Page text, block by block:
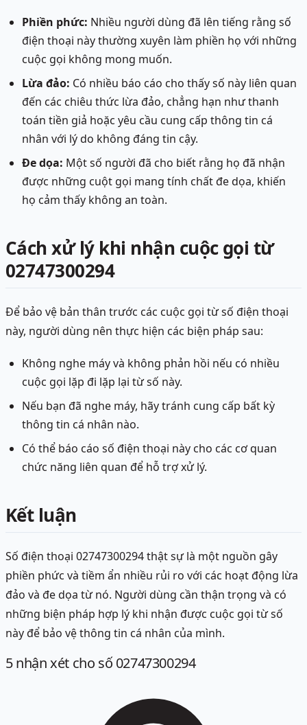
Phiền phức: Nhiều người dùng đã lên tiếng rằng số
điện thoại này thường xuyên làm phiền họ với những
cuộc gọi không mong muốn.
Lừa đảo: Có nhiều báo cáo cho thấy số này liên quan
đến các chiêu thức lừa đảo, chẳng hạn như thanh
toán tiền giả hoặc yêu cầu cung cấp thông tin cá
nhân với lý do không đáng tin cậy.
Đe dọa: Một số người đã cho biết rằng họ đã nhận
được những cuột gọi mang tính chất đe dọa, khiến
họ cảm thấy không an toàn.
Cách xử lý khi nhận cuộc gọi từ
02747300294
Để bảo vệ bản thân trước các cuộc gọi từ số điện thoại
này, người dùng nên thực hiện các biện pháp sau:
Không nghe máy và không phản hồi nếu có nhiều
cuộc gọi lặp đi lặp lại từ số này.
Nếu bạn đã nghe máy, hãy tránh cung cấp bất kỳ
thông tin cá nhân nào.
Có thể báo cáo số điện thoại này cho các cơ quan
chức năng liên quan để hỗ trợ xử lý.
Kết luận
Số điện thoại 02747300294 thật sự là một nguồn gây
phiền phức và tiềm ẩn nhiều rủi ro với các hoạt động lừa
đảo và đe dọa từ nó. Người dùng cần thận trọng và có
những biện pháp hợp lý khi nhận được cuộc gọi từ số
này để bảo vệ thông tin cá nhân của mình.
5nhận xét cho số 02747300294